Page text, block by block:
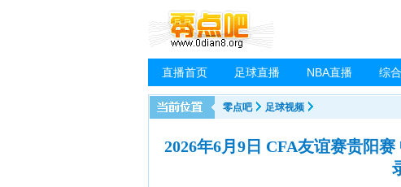
直播首页 足球直播 NBA直播 综
零点吧 足球视频
2026年6月9日 CFA友谊赛贵阳